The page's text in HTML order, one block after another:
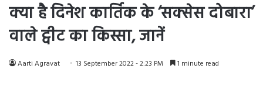
क्या है दिनेश कार्तिक के ‘सक्सेस दोबारा’
वाले ट्वीट का किस्सा, जानें
Aarti Agravat 13 September 2022 - 2:23 PM 1 minute read